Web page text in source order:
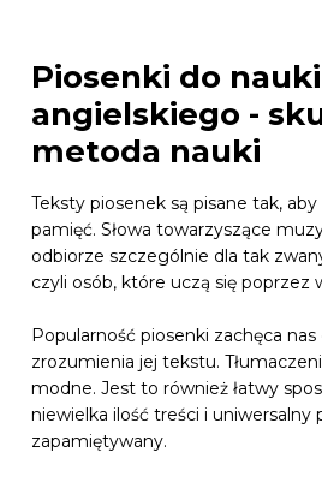
Piosenki do nauki
angielskiego -
metoda nauki
Teksty piosenek są pisane tak,
pamięć. Słowa towarzyszące
odbiorze szczególnie dla tak
czyli osób, które uczą się poprzez
Popularność piosenki zachęca nas
zrozumienia jej tekstu.
modne. Jest to również łatwy
niewielka ilość treści i uniwersalny
zapamiętywany.